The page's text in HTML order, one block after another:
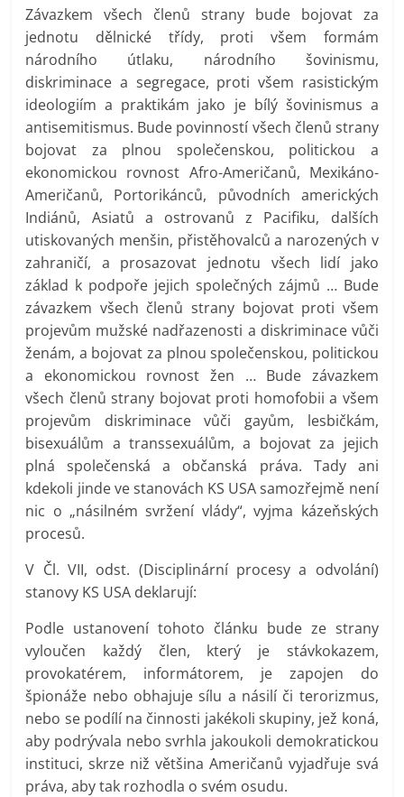
Závazkem všech členů strany bude bojovat za
jednotu dělnické třídy, proti všem formám
národního útlaku, národního šovinismu,
diskriminace a segregace, proti všem rasistickým
ideologiím a praktikám jako je bílý šovinismus a
antisemitismus. Bude povinností všech členů strany
bojovat za plnou společenskou, politickou a
ekonomickou rovnost Afro-Američanů, Mexikáno-
Američanů, Portorikánců, původních amerických
Indiánů, Asiatů a ostrovanů z Pacifiku, dalších
utiskovaných menšin, přistěhovalců a narozených v
zahraničí, a prosazovat jednotu všech lidí jako
základ k podpoře jejich společných zájmů … Bude
závazkem všech členů strany bojovat proti všem
projevům mužské nadřazenosti a diskriminace vůči
ženám, a bojovat za plnou společenskou, politickou
a ekonomickou rovnost žen … Bude závazkem
všech členů strany bojovat proti homofobii a všem
projevům diskriminace vůči gayům, lesbičkám,
bisexuálům a transsexuálům, a bojovat za jejich
plná společenská a občanská práva. Tady ani
kdekoli jinde ve stanovách KS USA samozřejmě není
nic o „násilném svržení vlády“, vyjma kázeňských
procesů.
V Čl. VII, odst. (Disciplinární procesy a odvolání)
stanovy KS USA deklarují:
Podle ustanovení tohoto článku bude ze strany
vyloučen každý člen, který je stávkokazem,
provokatérem, informátorem, je zapojen do
špionáže nebo obhajuje sílu a násilí či terorizmus,
nebo se podílí na činnosti jakékoli skupiny, jež koná,
aby podrývala nebo svrhla jakoukoli demokratickou
instituci, skrze niž většina Američanů vyjadřuje svá
práva, aby tak rozhodla o svém osudu.